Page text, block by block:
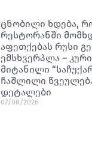
ცნობილი ხდება,
რესტორანში
აფეთქებას რუსი
ემსხვერპლა –
მიტანილი
ჩაშლილი
დეტალები
07/08/2026